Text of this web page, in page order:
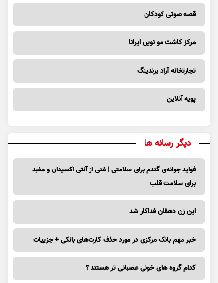
قصه صوتی کودکان
مرکز کاشت مو نوین ایرانا
تجارتخانه آراد برندینگ
پویه آنلاین
دیگر رسانه ها
فواید جوانه‌ی گندم برای سلامتی | غنی از آنتی اکسیدان و مفید
برای سلامت قلب
این زن دهقان فداکار شد
خبر مهم بانک مرکزی در مورد حذف کارت‌های بانکی + جزییات
کدام گروه های خونی عصبانی تر هستند ؟